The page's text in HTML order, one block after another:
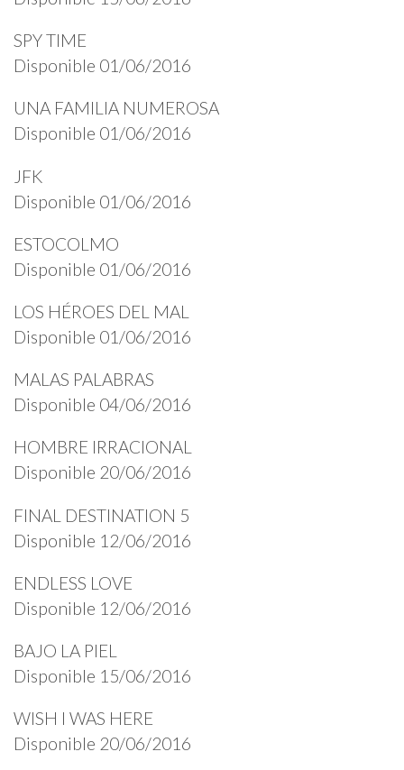
SPY TIME
Disponible 01/06/2016
UNA FAMILIA NUMEROSA
Disponible 01/06/2016
JFK
Disponible 01/06/2016
ESTOCOLMO
Disponible 01/06/2016
LOS HÉROES DEL MAL
Disponible 01/06/2016
MALAS PALABRAS
Disponible 04/06/2016
HOMBRE IRRACIONAL
Disponible 20/06/2016
FINAL DESTINATION 5
Disponible 12/06/2016
ENDLESS LOVE
Disponible 12/06/2016
BAJO LA PIEL
Disponible 15/06/2016
WISH I WAS HERE
Disponible 20/06/2016